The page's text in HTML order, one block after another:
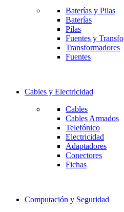
Baterías y Pilas
Baterías
Pilas
Fuentes y Transfo
Transformadores
Fuentes
Cables y Electricidad
Cables
Cables Armados
Telefónico
Electricidad
Adaptadores
Conectores
Fichas
Computación y Seguridad